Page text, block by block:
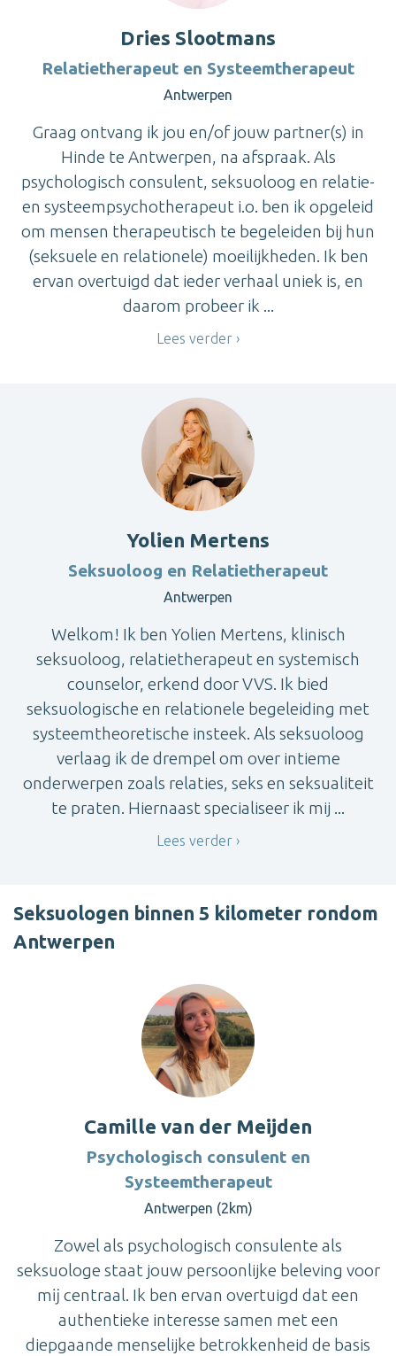
Dries Slootmans
Relatietherapeut en Systeemtherapeut
Antwerpen
Graag ontvang ik jou en/of jouw partner(s) in
Hinde te Antwerpen, na afspraak. Als
psychologisch consulent, seksuoloog en relatie-
en systeempsychotherapeut i.o. ben ik opgeleid
om mensen therapeutisch te begeleiden bij hun
(seksuele en relationele) moeilijkheden. Ik ben
ervan overtuigd dat ieder verhaal uniek is, en
daarom probeer ik ...
Lees verder
Yolien Mertens
Seksuoloog en Relatietherapeut
Antwerpen
Welkom! Ik ben Yolien Mertens, klinisch
seksuoloog, relatietherapeut en systemisch
counselor, erkend door VVS. Ik bied
seksuologische en relationele begeleiding met
systeemtheoretische insteek. Als seksuoloog
verlaag ik de drempel om over intieme
onderwerpen zoals relaties, seks en seksualiteit
te praten. Hiernaast specialiseer ik mij ...
Lees verder
Seksuologen binnen 5 kilometer rondom
Antwerpen
Camille van der Meijden
Psychologisch consulent en
Systeemtherapeut
Antwerpen (2km)
Zowel als psychologisch consulente als
seksuologe staat jouw persoonlijke beleving voor
mĳ centraal. Ik ben ervan overtuigd dat een
authentieke interesse samen met een
diepgaande menselijke betrokkenheid de basis